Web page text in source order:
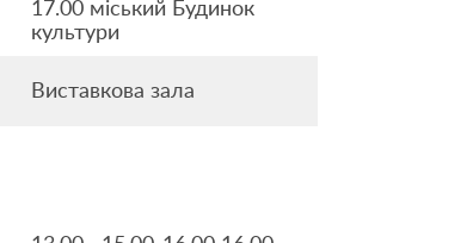
17.00 міський Будинок
культури
Виставкова зала